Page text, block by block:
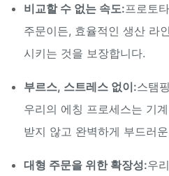
비교할 수 없는 속도:프로토
주문이든, 효율적인 생산 라
시키는 것을 보장합니다.
부르스, 스트레스 없이:스탬
우리의 에칭 프로세스는 기
받지 않고 완벽하게 부드러
대형 주문을 위한 확장성:우